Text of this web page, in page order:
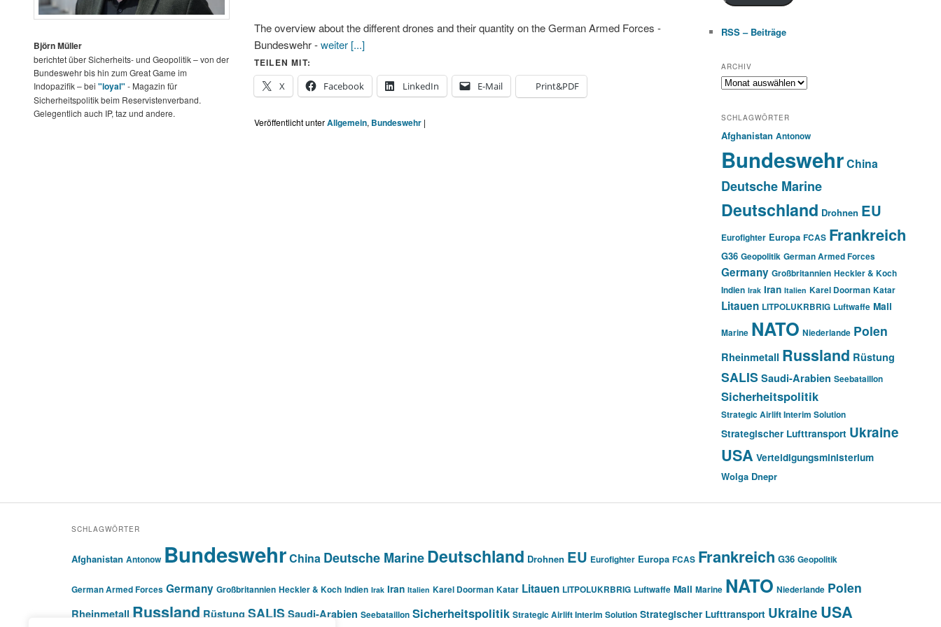
The overview about the different drones and their quantity on the German Armed Forces -
Bundeswehr -weiter [...]
TEILEN MIT:
X
Facebook LinkedIn E-Mail Print&PDF
Veröffentlicht unterAllgemein, Bundeswehr |
RSS – Beiträge
ARCHIV
Archiv
SCHLAGWÖRTER
Afghanistan Antonow
BundeswehrChina
Deutsche Marine
Deutschland Drohnen EU
Eurofighter Europa FCAS Frankreich
G36 Geopolitik German Armed Forces
Germany Großbritannien Heckler & Koch
Indien Irak Iran Italien Karel Doorman Katar
Litauen LITPOLUKRBRIG Luftwaffe Mali
Marine NATO Niederlande Polen
Rheinmetall Russland Rüstung
SALIS Saudi-Arabien Seebataillon
Sicherheitspolitik
Strategic Airlift Interim Solution
Strategischer Lufttransport Ukraine
USA Verteidigungsministerium
Wolga Dnepr
Björn Müller
berichtet über Sicherheits- und Geopolitik – von der
Bundeswehr bis hin zum Great Game im
Indopazifik – bei"loyal" - Magazin für
Sicherheitspolitik beim Reservistenverband.
Gelegentlich auch IP, taz und andere.
SCHLAGWÖRTER
Afghanistan Antonow BundeswehrChina Deutsche MarineDeutschland Drohnen EU Eurofighter Europa FCAS Frankreich G36 Geopolitik
German Armed Forces Germany Großbritannien Heckler & Koch Indien Irak Iran Italien Karel Doorman Katar Litauen LITPOLUKRBRIG Luftwaffe Mali Marine NATO Niederlande Polen
Rheinmetall Russland Rüstung SALIS Saudi-Arabien Seebataillon Sicherheitspolitik Strategic Airlift Interim Solution Strategischer Lufttransport Ukraine USA